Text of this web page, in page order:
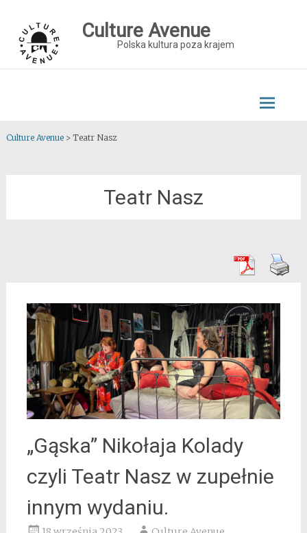
content
Culture Avenue
Polska kultura poza krajem
Culture Avenue> Teatr Nasz
Teatr Nasz
„Gąska” Nikołaja Kolady
czyli Teatr Nasz w zupełnie
innym wydaniu.